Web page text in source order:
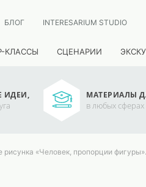
БЛОГ INTERESARIUM STUDIO
КЛАССЫ СЦЕНАРИИ
ИДЕИ, МАТЕРИАЛЫ
в любых сферах
рисунка «Человек, пропорции фигуры».